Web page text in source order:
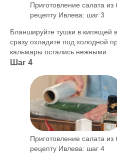
Приготовление салата из
рецепту Ивлева: шаг 3
Бланшируйте тушки в кипящей
сразу охладите под холодной
кальмары остались нежными.
Шаг 4
Приготовление салата из
рецепту Ивлева: шаг 4